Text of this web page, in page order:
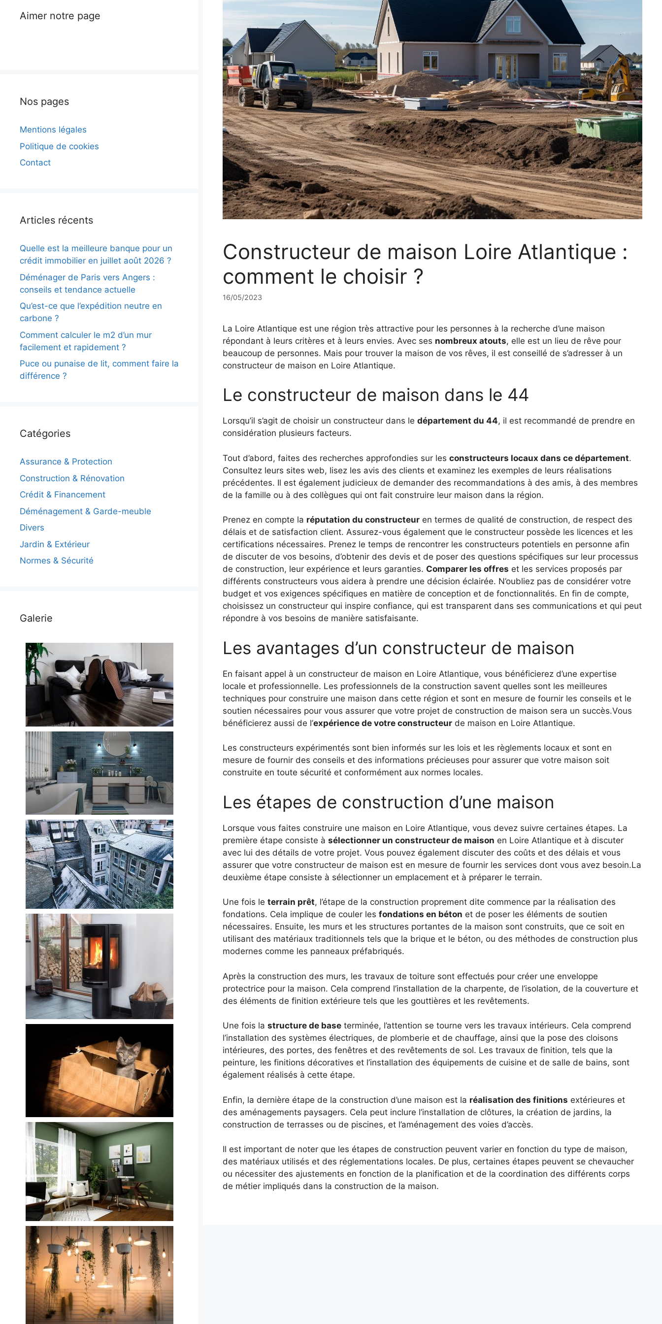
Constructeur de maison Loire Atlantique :
comment le choisir ?
16/05/2023
La Loire Atlantique est une région très attractive pour les personnes à la recherche d’une maison
répondant à leurs critères et à leurs envies. Avec ses nombreux atouts, elle est un lieu de rêve pour
beaucoup de personnes. Mais pour trouver la maison de vos rêves, il est conseillé de s’adresser à un
constructeur de maison en Loire Atlantique.
Le constructeur de maison dans le 44
Lorsqu’il s’agit de choisir un constructeur dans ledépartement du 44, il est recommandé de prendre en
considération plusieurs facteurs.
Tout d’abord, faites des recherches approfondies sur lesconstructeurs locaux dans ce département.
Consultez leurs sites web, lisez les avis des clients et examinez les exemples de leurs réalisations
précédentes. Il est également judicieux de demander des recommandations à des amis, à des membres
de la famille ou à des collègues qui ont fait construire leur maison dans la région.
Prenez en compte la réputation du constructeur en termes de qualité de construction, de respect des
délais et de satisfaction client. Assurez-vous également que le constructeur possède les licences et les
certifications nécessaires. Prenez le temps de rencontrer les constructeurs potentiels en personne afin
de discuter de vos besoins, d’obtenir des devis et de poser des questions spécifiques sur leur processus
de construction, leur expérience et leurs garanties. Comparer les offres et les services proposés par
différents constructeurs vous aidera à prendre une décision éclairée. N’oubliez pas de considérer votre
budget et vos exigences spécifiques en matière de conception et de fonctionnalités. En fin de compte,
choisissez un constructeur qui inspire confiance, qui est transparent dans ses communications et qui peut
répondre à vos besoins de manière satisfaisante.
Les avantages d’un constructeur de maison
En faisant appel à un constructeur de maison en Loire Atlantique, vous bénéficierez d’une expertise
locale et professionnelle. Les professionnels de la construction savent quelles sont les meilleures
techniques pour construire une maison dans cette région et sont en mesure de fournir les conseils et le
soutien nécessaires pour vous assurer que votre projet de construction de maison sera un succès.Vous
bénéficierez aussi de l’expérience de votre constructeur de maison en Loire Atlantique.
Les constructeurs expérimentés sont bien informés sur les lois et les règlements locaux et sont en
mesure de fournir des conseils et des informations précieuses pour assurer que votre maison soit
construite en toute sécurité et conformément aux normes locales.
Les étapes de construction d’une maison
Lorsque vous faites construire une maison en Loire Atlantique, vous devez suivre certaines étapes. La
première étape consiste àsélectionner un constructeur de maison en Loire Atlantique et à discuter
avec lui des détails de votre projet. Vous pouvez également discuter des coûts et des délais et vous
assurer que votre constructeur de maison est en mesure de fournir les services dont vous avez besoin.La
deuxième étape consiste à sélectionner un emplacement et à préparer le terrain.
Une fois leterrain prêt, l’étape de la construction proprement dite commence par la réalisation des
fondations. Cela implique de couler lesfondations en béton et de poser les éléments de soutien
nécessaires. Ensuite, les murs et les structures portantes de la maison sont construits, que ce soit en
utilisant des matériaux traditionnels tels que la brique et le béton, ou des méthodes de construction plus
modernes comme les panneaux préfabriqués.
Après la construction des murs, les travaux de toiture sont effectués pour créer une enveloppe
protectrice pour la maison. Cela comprend l’installation de la charpente, de l’isolation, de la couverture et
des éléments de finition extérieure tels que les gouttières et les revêtements.
Une fois lastructure de base terminée, l’attention se tourne vers les travaux intérieurs. Cela comprend
l’installation des systèmes électriques, de plomberie et de chauffage, ainsi que la pose des cloisons
intérieures, des portes, des fenêtres et des revêtements de sol. Les travaux de finition, tels que la
peinture, les finitions décoratives et l’installation des équipements de cuisine et de salle de bains, sont
également réalisés à cette étape.
Enfin, la dernière étape de la construction d’une maison est la réalisation des finitions extérieures et
des aménagements paysagers. Cela peut inclure l’installation de clôtures, la création de jardins, la
construction de terrasses ou de piscines, et l’aménagement des voies d’accès.
Il est important de noter que les étapes de construction peuvent varier en fonction du type de maison,
des matériaux utilisés et des réglementations locales. De plus, certaines étapes peuvent se chevaucher
ou nécessiter des ajustements en fonction de la planification et de la coordination des différents corps
de métier impliqués dans la construction de la maison.
Aimer notre page
Nos pages
Mentions légales
Politique de cookies
Contact
Articles récents
Quelle est la meilleure banque pour un
crédit immobilier en juillet août 2026 ?
Déménager de Paris vers Angers :
conseils et tendance actuelle
Qu’est-ce que l’expédition neutre en
carbone ?
Comment calculer le m2 d’un mur
facilement et rapidement ?
Puce ou punaise de lit, comment faire la
différence ?
Catégories
Assurance & Protection
Construction & Rénovation
Crédit & Financement
Déménagement & Garde-meuble
Divers
Jardin & Extérieur
Normes & Sécurité
Galerie